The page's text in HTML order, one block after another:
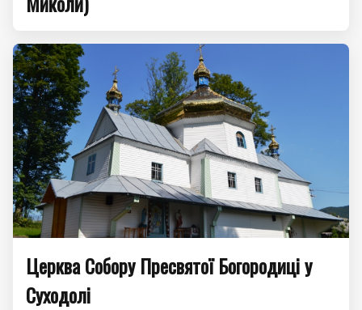
Церква Собору Пресвятої Богородиці у
Суходолі